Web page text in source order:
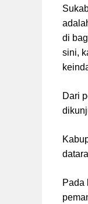
di
sini,
Dari
Pada